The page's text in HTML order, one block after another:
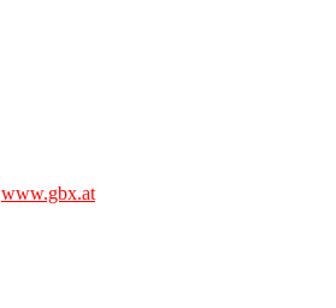
www.gbx.at